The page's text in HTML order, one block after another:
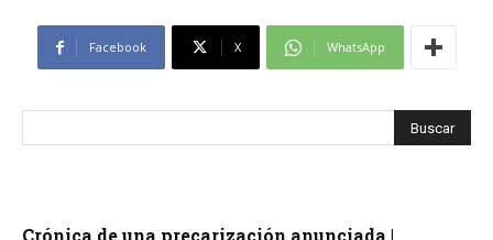
Facebook X WhatsApp
Crónica de una precarización anunciada |